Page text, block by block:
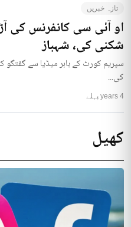
تازہ خبریں
او آئی سی کانفرنس کی
شکنی کی، شہباز
سپریم کورٹ کے باہر میڈیا سے گفتگو
کی...
4 years پہلے
کھیل